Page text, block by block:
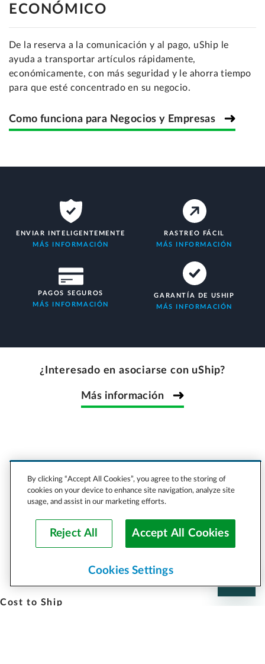
ECONÓMICO
De la reserva a la comunicación y al pago, uShip le
ayuda a transportar artículos rápidamente,
económicamente, con más seguridad y le ahorra tiempo
para que esté concentrado en su negocio.
Como funciona para Negocios y Empresas
ENVIAR INTELIGENTEMENTE
MÁS INFORMACIÓN
RASTREO FÁCIL
MÁS INFORMACIÓN
PAGOS SEGUROS
MÁS INFORMACIÓN
GARANTÍA DE USHIP
MÁS INFORMACIÓN
¿Interesado en asociarse con uShip?
Más información
Cost to Ship
By clicking “Accept All Cookies”, you agree to the storing of
cookies on your device to enhance site navigation, analyze site
usage, and assist in our marketing efforts.
Reject All Accept All Cookies
Cookies Settings